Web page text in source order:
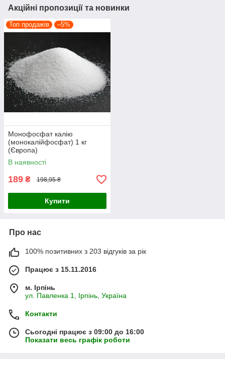
Акційні пропозиції та новинки
Топ продажів –5%
Монофосфат калію
(монокалійфосфат) 1 кг
(Європа)
В наявності
189 ₴ 198,95 ₴
Купити
Про нас
100% позитивних з 203 відгуків за рік
Працює з 15.11.2016
м. Ірпінь
ул. Павленка 1, Ірпінь, Україна
Контакти
Сьогодні працює з 09:00 до 16:00
Показати весь графік роботи